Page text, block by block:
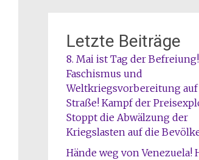
Letzte Beiträge
8. Mai ist Tag der
Faschismus und
Weltkriegsvorbereitung
Straße! Kampf der
Stoppt die Abwälzung der
Kriegslasten auf die
Hände weg von Venezuela!